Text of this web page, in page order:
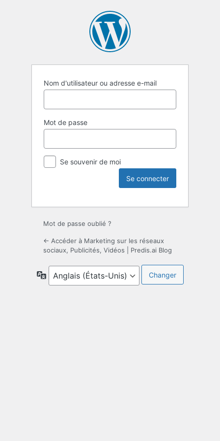
Nom d'utilisateur ou adresse e-mail
Mot de passe
Se souvenir de moi
Mot de passe oublié ?
← Accéder à Marketing sur les réseaux
sociaux, Publicités, Vidéos | Predis.ai Blog
Langue